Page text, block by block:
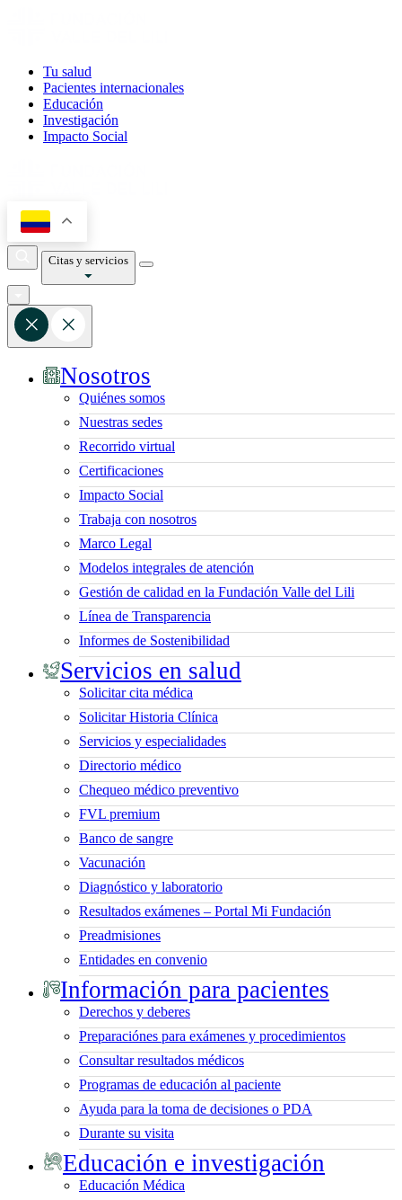
Tu salud
Pacientes internacionales
Educación
Investigación
Impacto Social
Citas y servicios
Nosotros
Quiénes somos
Nuestras sedes
Recorrido virtual
Certificaciones
Impacto Social
Trabaja con nosotros
Marco Legal
Modelos integrales de atención
Gestión de calidad en la Fundación Valle del Lili
Línea de Transparencia
Informes de Sostenibilidad
Servicios en salud
Solicitar cita médica
Solicitar Historia Clínica
Servicios y especialidades
Directorio médico
Chequeo médico preventivo
FVL premium
Banco de sangre
Vacunación
Diagnóstico y laboratorio
Resultados exámenes – Portal Mi Fundación
Preadmisiones
Entidades en convenio
Información para pacientes
Derechos y deberes
Preparaciónes para exámenes y procedimientos
Consultar resultados médicos
Programas de educación al paciente
Ayuda para la toma de decisiones o PDA
Durante su visita
Educación e investigación
Educación Médica